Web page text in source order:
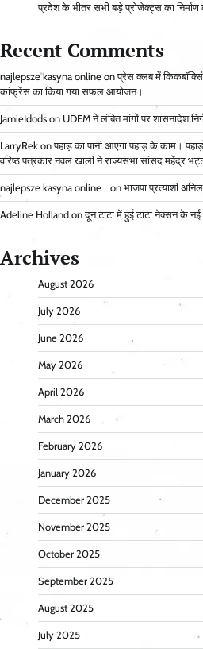
प्रदेश के भीतर सभी बड़े प्रोजेक्ट्स का निर्माण
Recent Comments
najlepsze kasyna online onप्रेस क्लब में
कांफ्रेंस का किया गया सफल आयोजन।
JamieIdods on UDEM ने लंबित मांगों पर शासनादेश
LarryRek onपहाड़ का पानी आएगा पहाड़ के काम।
वरिष्ठ पत्रकार नवल खाली ने राज्यसभा सांसद महेंद्र भट्ट
najlepsze kasyna online on भाजपा प्रत्याशी
Adeline Holland onदून टाटा में हुई टाटा नेक्सन के
Archives
August 2026
July 2026
June 2026
May 2026
April 2026
March 2026
February 2026
January 2026
December 2025
November 2025
October 2025
September 2025
August 2025
July 2025